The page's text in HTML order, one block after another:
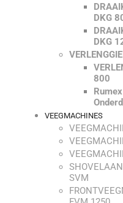
DKG
DKG
800
VEEGMACHINES
SVM